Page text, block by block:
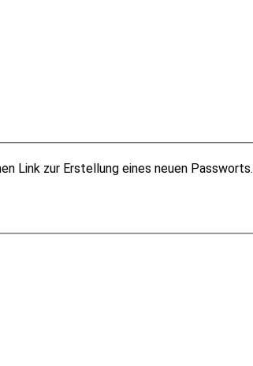
Link zur Erstellung eines neuen Passworts.